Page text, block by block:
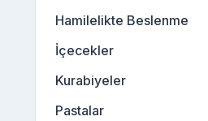
Hamilelikte Beslenme
İçecekler
Kurabiyeler
Pastalar